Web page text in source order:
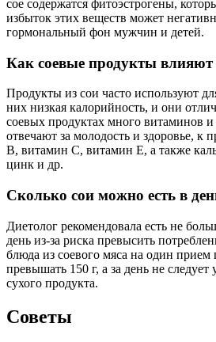
сое содержатся фитоэстрогены,
избыток этих веществ может
гормональный фон мужчин и детей.
Как соевые продукты влияют
Продукты из сои часто используют
них низкая калорийность, и они
соевых продуктах много витаминов
отвечают за молодость и здоровье,
В, витамин С, витамин Е, а также
цинк и др.
Сколько сои можно есть в
Диетолог рекомендовала есть не
день из-за риска превысить
блюда из соевого мяса на один
превышать 150 г, а за день не следует
сухого продукта.
Советы